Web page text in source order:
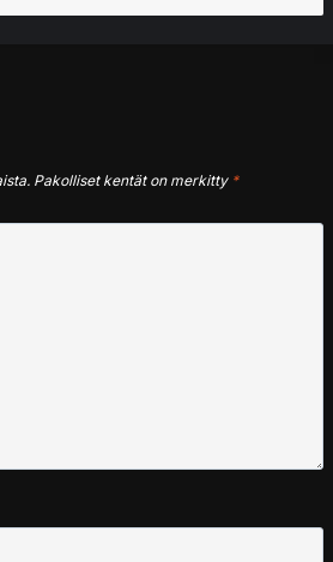
Pakolliset kentät on merkitty *